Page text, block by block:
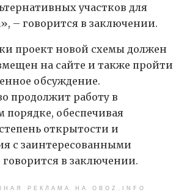
участков для
– говорится в заключении.
проект новой схемы должен
на сайте и также пройти
обсуждение.
продолжит работу в
порядке, обеспечивая
открытости и
с заинтересованными
в заключении.
РЕКЛАМА НА OBOZ.INFO